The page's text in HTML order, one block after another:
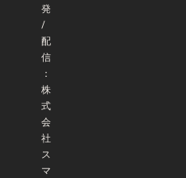
発
/
配
信
：
株
式
会
社
ス
マ